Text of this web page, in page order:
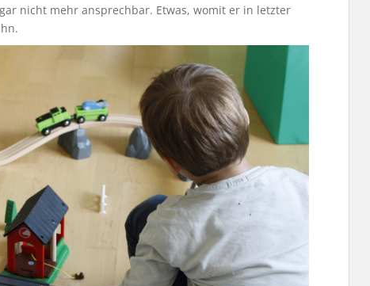
nicht mehr ansprechbar. Etwas, womit er in letzter